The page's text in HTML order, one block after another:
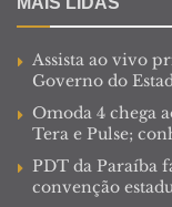
Assista ao vivo
Governo do
Omoda 4 chega
Tera e Pulse;
PDT da Paraíba
convenção